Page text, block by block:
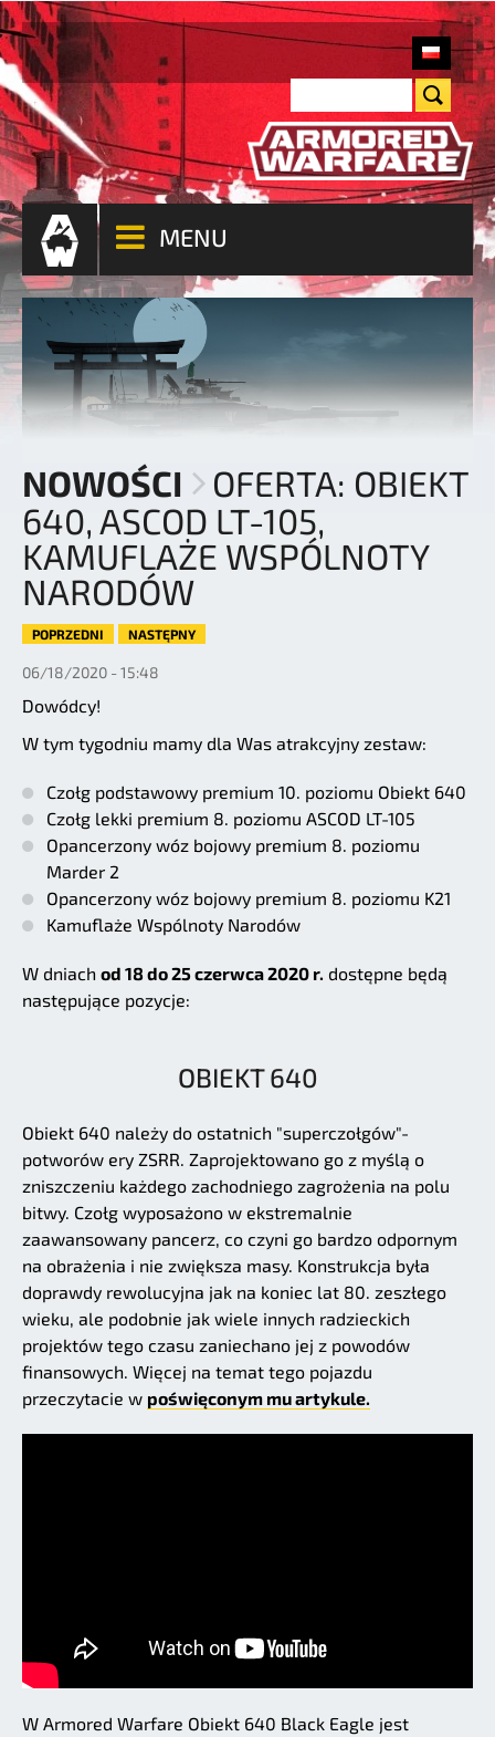
MENU
NOWOŚCI
OFERTA: OBIEKT
640, ASCOD LT-105,
KAMUFLAŻE WSPÓLNOTY
NARODÓW
POPRZEDNI NASTĘPNY
06/18/2020 - 15:48
Dowódcy!
W tym tygodniu mamy dla Was atrakcyjny zestaw:
Czołg podstawowy premium 10. poziomu Obiekt 640
Czołg lekki premium 8. poziomu ASCOD LT-105
Opancerzony wóz bojowy premium 8. poziomu
Marder 2
Opancerzony wóz bojowy premium 8. poziomu K21
Kamuflaże Wspólnoty Narodów
W dniach od 18 do 25 czerwca 2020 r. dostępne będą
następujące pozycje:
OBIEKT 640
Obiekt 640 należy do ostatnich "superczołgów"-
potworów ery ZSRR. Zaprojektowano go z myślą o
zniszczeniu każdego zachodniego zagrożenia na polu
bitwy. Czołg wyposażono w ekstremalnie
zaawansowany pancerz, co czyni go bardzo odpornym
na obrażenia i nie zwiększa masy. Konstrukcja była
doprawdy rewolucyjna jak na koniec lat 80. zeszłego
wieku, ale podobnie jak wiele innych radzieckich
projektów tego czasu zaniechano jej z powodów
finansowych. Więcej na temat tego pojazdu
przeczytacie w poświęconym mu artykule.
W Armored Warfare Obiekt 640 Black Eagle jest